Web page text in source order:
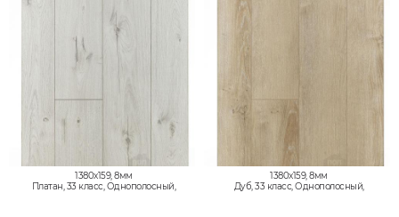
1380x159, 8мм
Платан, 33 класс, Однополосный,
1380x159, 8мм
Дуб, 33 класс, Однополосный,